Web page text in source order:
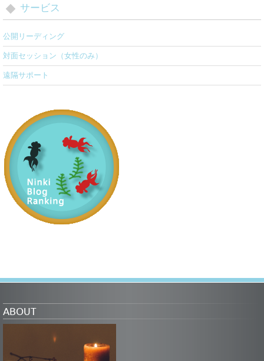
サービス
公開リーディング
対面セッション（女性のみ）
遠隔サポート
ABOUT